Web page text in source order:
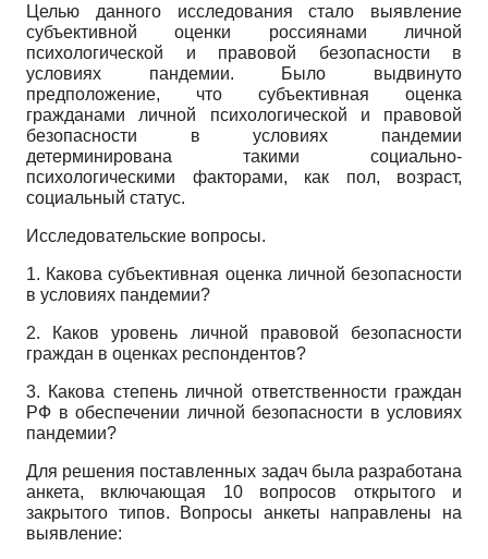
Целью данного исследования стало выявление
субъективной оценки россиянами личной
психологической и правовой безопасности в
условиях пандемии. Было выдвинуто
предположение, что субъективная оценка
гражданами личной психологической и правовой
безопасности в условиях пандемии
детерминирована такими социально-
психологическими факторами, как пол, возраст,
социальный статус.
Исследовательские вопросы.
1. Какова субъективная оценка личной безопасности
в условиях пандемии?
2. Каков уровень личной правовой безопасности
граждан в оценках респондентов?
3. Какова степень личной ответственности граждан
РФ в обеспечении личной безопасности в условиях
пандемии?
Для решения поставленных задач была разработана
анкета, включающая 10 вопросов открытого и
закрытого типов. Вопросы анкеты направлены на
выявление: